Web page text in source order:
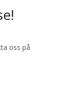
oss på